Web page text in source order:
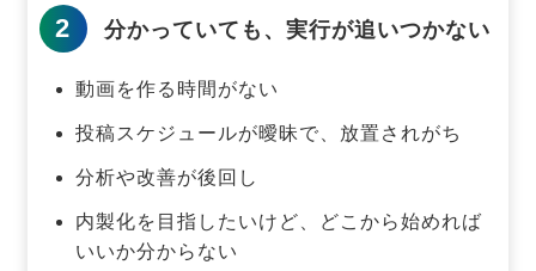
2 分かっていても、実行が追いつかない
動画を作る時間がない
投稿スケジュールが曖昧で、放置されがち
分析や改善が後回し
内製化を目指したいけど、どこから始めれば
いいか分からない